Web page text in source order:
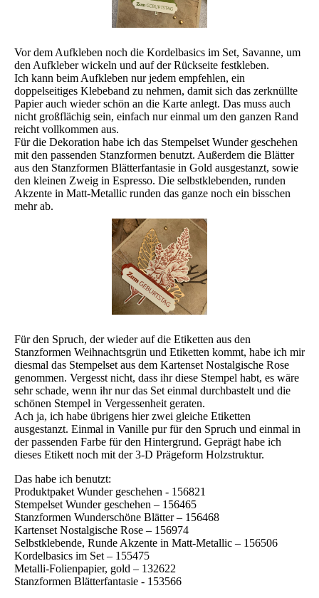
Vor dem Aufkleben noch die Kordelbasics im Set, Savanne, um
den Aufkleber wickeln und auf der Rückseite festkleben.
Ich kann beim Aufkleben nur jedem empfehlen, ein
doppelseitiges Klebeband zu nehmen, damit sich das zerknüllte
Papier auch wieder schön an die Karte anlegt. Das muss auch
nicht großflächig sein, einfach nur einmal um den ganzen Rand
reicht vollkommen aus.
Für die Dekoration habe ich das Stempelset Wunder geschehen
mit den passenden Stanzformen benutzt. Außerdem die Blätter
aus den Stanzformen Blätterfantasie in Gold ausgestanzt, sowie
den kleinen Zweig in Espresso. Die selbstklebenden, runden
Akzente in Matt-Metallic runden das ganze noch ein bisschen
mehr ab.
Für den Spruch, der wieder auf die Etiketten aus den
Stanzformen Weihnachtsgrün und Etiketten kommt, habe ich mir
diesmal das Stempelset aus dem Kartenset Nostalgische Rose
genommen. Vergesst nicht, dass ihr diese Stempel habt, es wäre
sehr schade, wenn ihr nur das Set einmal durchbastelt und die
schönen Stempel in Vergessenheit geraten.
Ach ja, ich habe übrigens hier zwei gleiche Etiketten
ausgestanzt. Einmal in Vanille pur für den Spruch und einmal in
der passenden Farbe für den Hintergrund. Geprägt habe ich
dieses Etikett noch mit der 3-D Prägeform Holzstruktur.
Das habe ich benutzt:
Produktpaket Wunder geschehen - 156821
Stempelset Wunder geschehen – 156465
Stanzformen Wunderschöne Blätter – 156468
Kartenset Nostalgische Rose – 156974
Selbstklebende, Runde Akzente in Matt-Metallic – 156506
Kordelbasics im Set – 155475
Metalli-Folienpapier, gold – 132622
Stanzformen Blätterfantasie - 153566